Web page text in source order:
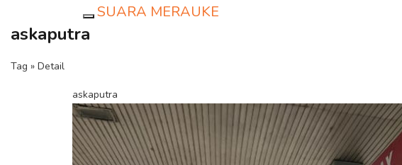
SUARA MERAUKE
askaputra
Tag » Detail
askaputra